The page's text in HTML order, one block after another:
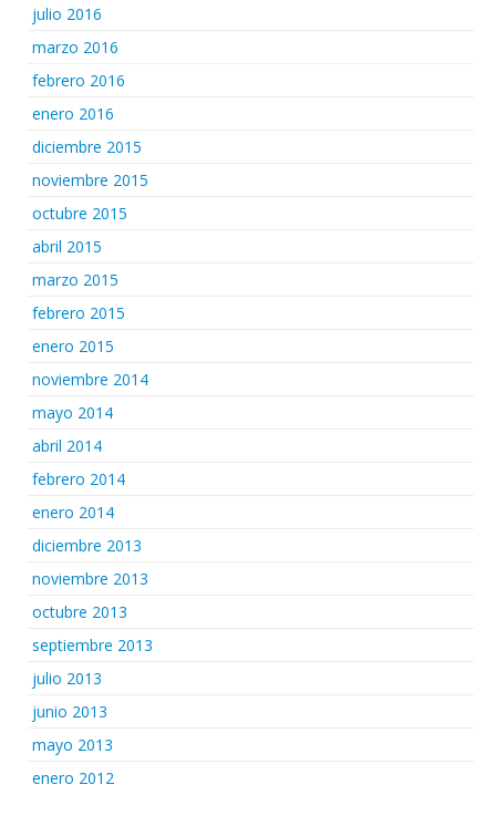
julio 2016
marzo 2016
febrero 2016
enero 2016
diciembre 2015
noviembre 2015
octubre 2015
abril 2015
marzo 2015
febrero 2015
enero 2015
noviembre 2014
mayo 2014
abril 2014
febrero 2014
enero 2014
diciembre 2013
noviembre 2013
octubre 2013
septiembre 2013
julio 2013
junio 2013
mayo 2013
enero 2012